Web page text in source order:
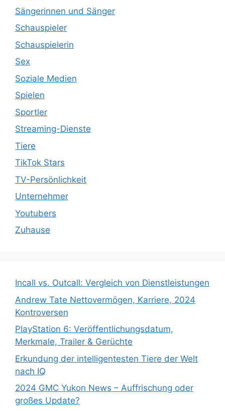
Sängerinnen und Sänger
Schauspieler
Schauspielerin
Sex
Soziale Medien
Spielen
Sportler
Streaming-Dienste
Tiere
TikTok Stars
TV-Persönlichkeit
Unternehmer
Youtubers
Zuhause
Incall vs. Outcall: Vergleich von Dienstleistungen
Andrew Tate Nettovermögen, Karriere, 2024
Kontroversen
PlayStation 6: Veröffentlichungsdatum,
Merkmale, Trailer & Gerüchte
Erkundung der intelligentesten Tiere der Welt
nach IQ
2024 GMC Yukon News – Auffrischung oder
großes Update?